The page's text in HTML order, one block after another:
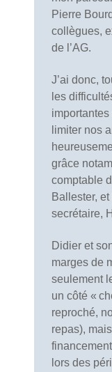
Pierre
collègues,
de l’AG.
J’ai donc,
les
importantes
limiter nos
grâce
comptable
Ballester,
secrétaire,
Didier et
marges de
seulement
un côté «
reproché,
repas),
lors des